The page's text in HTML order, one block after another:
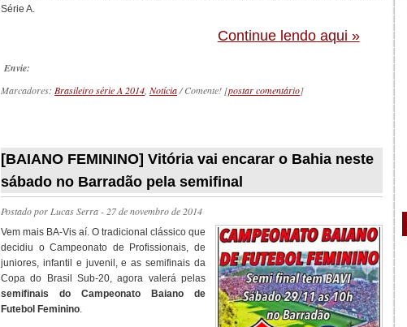
Série A.
Continue lendo aqui »
Envie:
Marcadores: Brasileiro série A 2014 Notícia/ Comente! [postar comentário]
[BAIANO FEMININO] Vitória vai encarar o Bahia neste
sábado no Barradão pela semifinal
Postado por Lucas Serra- 27 de novembro de 2014
Vem mais BA-Vis aí. O tradicional clássico que
decidiu o Campeonato de Profissionais, de
juniores, infantil e juvenil, e as semifinais da
Copa do Brasil Sub-20, agora valerá pelas
semifinais do Campeonato Baiano de
Futebol Feminino.